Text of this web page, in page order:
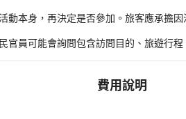
本身，再決定是否參加。旅客應承擔因
員可能會詢問包含訪問目的、旅遊行程
費用說明